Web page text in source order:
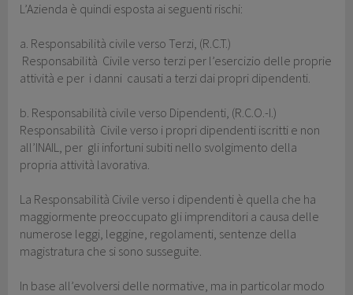
L’Azienda è quindi esposta ai seguenti rischi:
a. Responsabilità civile verso Terzi, (R.C.T.)
Responsabilità Civile verso terzi per l’esercizio delle proprie
attività e per i danni causati a terzi dai propri dipendenti.
b. Responsabilità civile verso Dipendenti, (R.C.O.-I.)
Responsabilità Civile verso i propri dipendenti iscritti e non
all’INAIL, per gli infortuni subiti nello svolgimento della
propria attività lavorativa.
La Responsabilità Civile verso i dipendenti è quella che ha
maggiormente preoccupato gli imprenditori a causa delle
numerose leggi, leggine, regolamenti, sentenze della
magistratura che si sono susseguite.
In base all’evolversi delle normative, ma in particolar modo